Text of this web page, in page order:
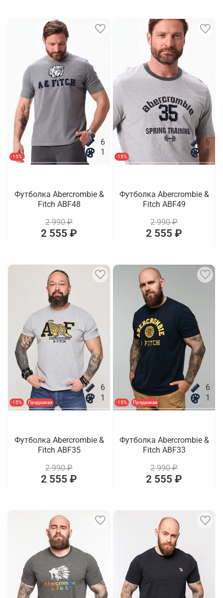
-15%
6
1
Футболка Abercrombie &
Fitch ABF48
2 990 ₽
2 555 ₽
-15%
6
1
Футболка Abercrombie &
Fitch ABF49
2 990 ₽
2 555 ₽
-15% Предзаказ
6
1
Футболка Abercrombie &
Fitch ABF35
2 990 ₽
2 555 ₽
-15% Предзаказ
6
1
Футболка Abercrombie &
Fitch ABF33
2 990 ₽
2 555 ₽